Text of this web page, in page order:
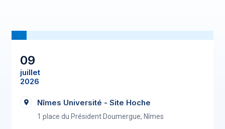
09
juillet
2026
Nîmes Université - Site Hoche
1 place du Président Doumergue, Nîmes